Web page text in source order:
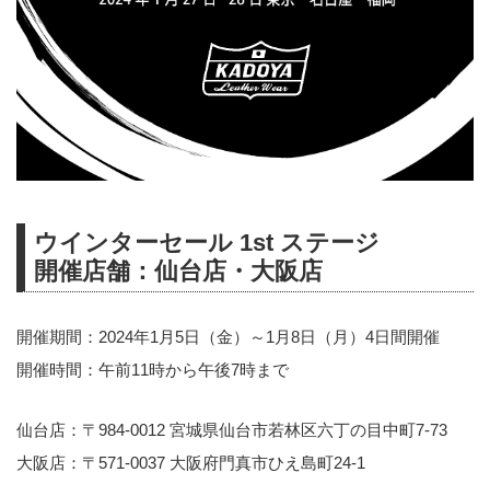
ウインターセール 1st ステージ
開催店舗：仙台店・大阪店
開催期間：2024年1月5日（金）～1月8日（月）4日間開催
開催時間：午前11時から午後7時まで
仙台店：〒984-0012 宮城県仙台市若林区六丁の目中町7-73
大阪店：〒571-0037 大阪府門真市ひえ島町24-1